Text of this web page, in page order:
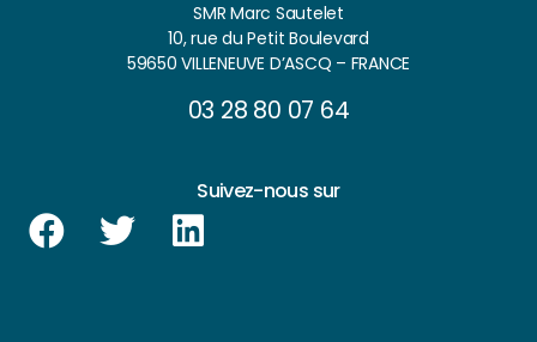
SMR Marc Sautelet
10, rue du Petit Boulevard
59650 VILLENEUVE D’ASCQ – FRANCE
03 28 80 07 64
Suivez-nous sur